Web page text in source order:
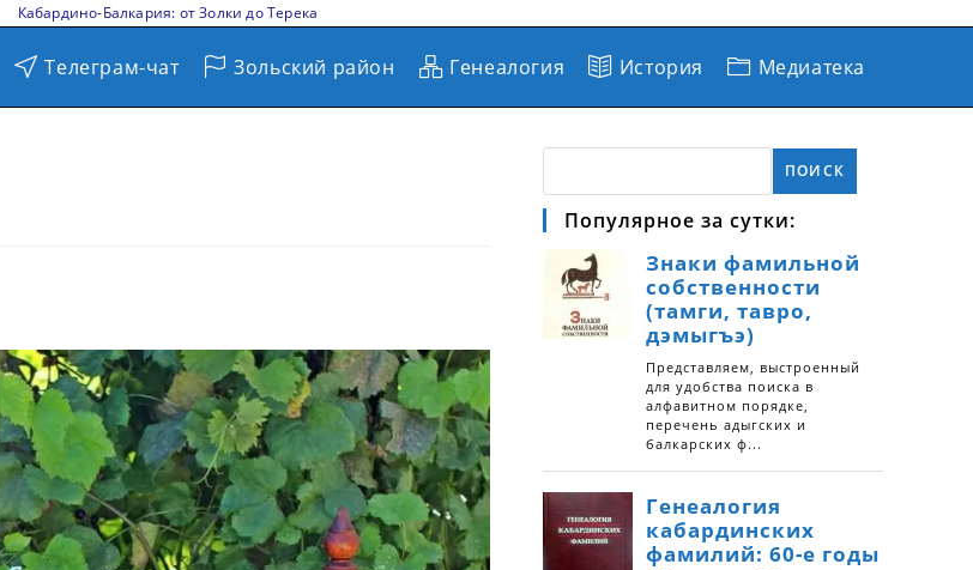
Кабардино-Балкария: от Золки до Терека
Телеграм-чат Зольский район Генеалогия История Медиатека
ПОИСК
Популярное за сутки: